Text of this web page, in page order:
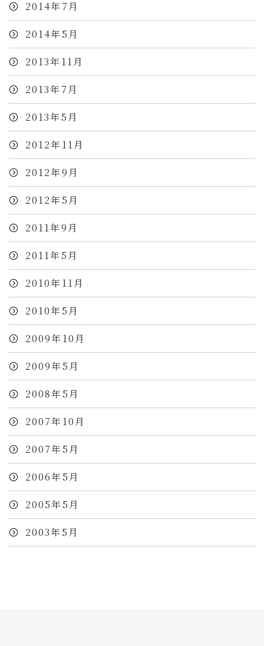
2014年7月
2014年5月
2013年11月
2013年7月
2013年5月
2012年11月
2012年9月
2012年5月
2011年9月
2011年5月
2010年11月
2010年5月
2009年10月
2009年5月
2008年5月
2007年10月
2007年5月
2006年5月
2005年5月
2003年5月